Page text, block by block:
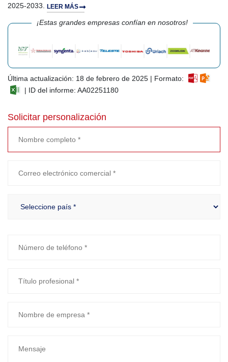
2025-2033. LEER MÁS
¡Estas grandes empresas confían en nosotros!
Última actualización: 18 de febrero de 2025 | Formato:
| ID del informe: AA02251180
Solicitar personalización